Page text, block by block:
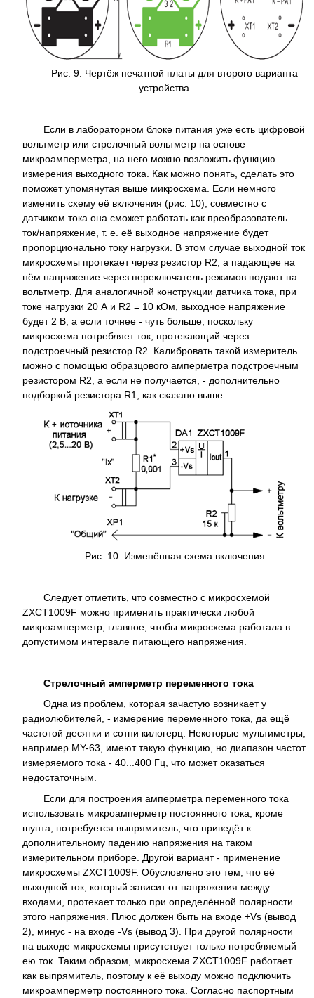
Рис. 9. Чертёж печатной платы для второго варианта
устройства
Если в лабораторном блоке питания уже есть цифровой
вольтметр или стрелочный вольтметр на основе
микроамперметра, на него можно возложить функцию
измерения выходного тока. Как можно понять, сделать это
поможет упомянутая выше микросхема. Если немного
изменить схему её включения (рис. 10), совместно с
датчиком тока она сможет работать как преобразователь
ток/напряжение, т. е. её выходное напряжение будет
пропорционально току нагрузки. В этом случае выходной ток
микросхемы протекает через резистор R2, а падающее на
нём напряжение через переключатель режимов подают на
вольтметр. Для аналогичной конструкции датчика тока, при
токе нагрузки 20 А и R2 = 10 кОм, выходное напряжение
будет 2 В, а если точнее - чуть больше, поскольку
микросхема потребляет ток, протекающий через
подстроечный резистор R2. Калибровать такой измеритель
можно с помощью образцового амперметра подстроечным
резистором R2, а если не получается, - дополнительно
подборкой резистора R1, как сказано выше.
Рис. 10. Изменённая схема включения
Следует отметить, что совместно с микросхемой
ZXCT1009F можно применить практически любой
микроамперметр, главное, чтобы микросхема работала в
допустимом интервале питающего напряжения.
Стрелочный амперметр переменного тока
Одна из проблем, которая зачастую возникает у
радиолюбителей, - измерение переменного тока, да ещё
частотой десятки и сотни килогерц. Некоторые мультиметры,
например MY-63, имеют такую функцию, но диапазон частот
измеряемого тока - 40...400 Гц, что может оказаться
недостаточным.
Если для построения амперметра переменного тока
использовать микроамперметр постоянного тока, кроме
шунта, потребуется выпрямитель, что приведёт к
дополнительному падению напряжения на таком
измерительном приборе. Другой вариант - применение
микросхемы ZXCT1009F. Обусловлено это тем, что её
выходной ток, который зависит от напряжения между
входами, протекает только при определённой полярности
этого напряжения. Плюс должен быть на входе +Vs (вывод
2), минус - на входе -Vs (вывод 3). При другой полярности
на выходе микросхемы присутствует только потребляемый
ею ток. Таким образом, микросхема ZXCT1009F работает
как выпрямитель, поэтому к её выходу можно подключить
микроамперметр постоянного тока. Согласно паспортным